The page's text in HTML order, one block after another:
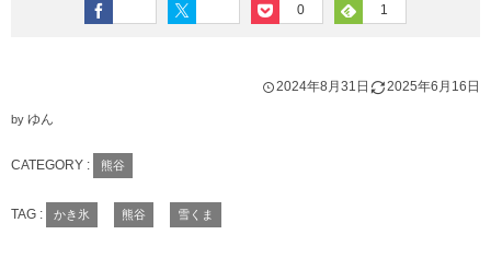
0 1
2024年8月31日 2025年6月16日
by ゆん
CATEGORY : 熊谷
TAG : かき氷 熊谷 雪くま